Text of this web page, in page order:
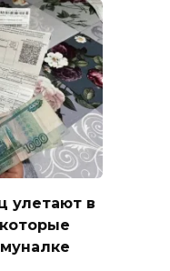
улетают в